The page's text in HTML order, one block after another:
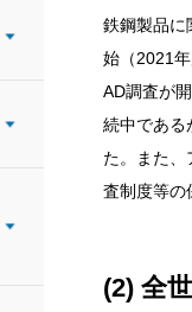
鉄鋼製品に
始（2021
AD調査が
続中である
た。また、
査制度等の
(2) 全